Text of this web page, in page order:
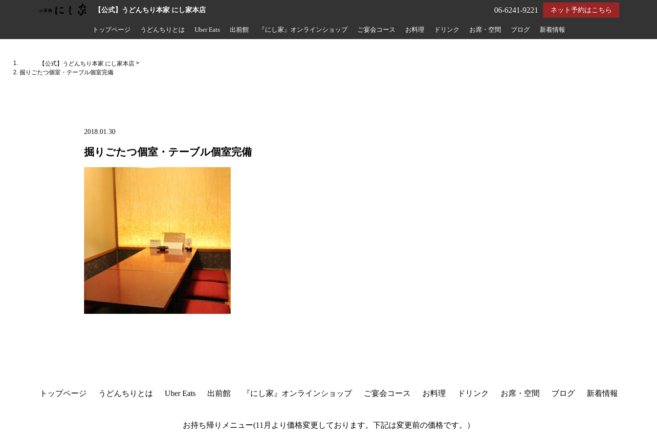
【公式】うどんちり本家 にし家本店 ネット予約はこちら
06-6241-9221
トップページ うどんちりとは Uber Eats 出前館 『にし家』オンラインショップ ご宴会コース お料理 ドリンク お席・空間 ブログ 新着情報
【公式】うどんちり本家 にし家本店 >
掘りごたつ個室・テーブル個室完備
2018.01.30
掘りごたつ個室・テーブル個室完備
トップページ うどんちりとは Uber Eats 出前館 『にし家』オンラインショップ ご宴会コース お料理 ドリンク お席・空間 ブログ 新着情報
お持ち帰りメニュー(11月より価格変更しております。下記は変更前の価格です。）